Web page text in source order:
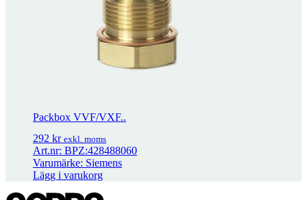
AV8-25 639kr exkl. moms
Packbox VVF/VXF..
292 kr exkl. moms
Art.nr: BPZ:428488060
Varumärke: Siemens
Lägg i varukorg